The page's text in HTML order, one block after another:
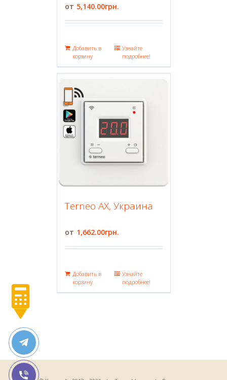
5,140.00грн.
Добавить в
корзину
Узнайте
подробнее!
Terneo AX, Украина
1,662.00грн.
Добавить в
корзину
Узнайте
подробнее!